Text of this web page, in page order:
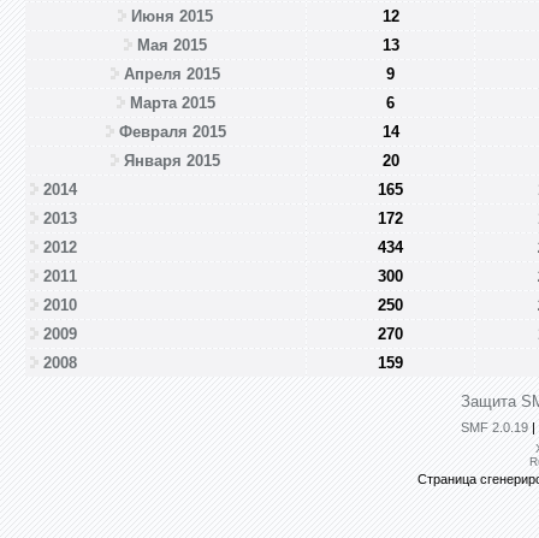
Июня 2015
12
Мая 2015
13
Апреля 2015
9
Марта 2015
6
Февраля 2015
14
Января 2015
20
2014
165
2013
172
2012
434
2011
300
2010
250
2009
270
2008
159
Защита
SMF 2.0.19 |
Страница